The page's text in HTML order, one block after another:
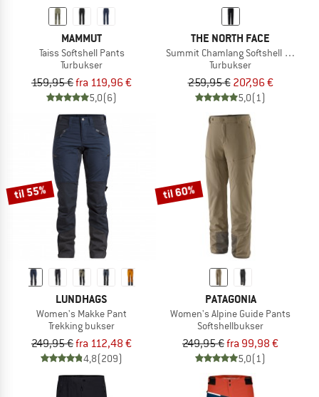
MAMMUT
Taiss Softshell Pants
Turbukser
159,95 €fra 119,96 €
5,0(6)
THE NORTH FACE
Summit Chamlang Softshell Pant
Turbukser
259,95 € 207,96 €
5,0(1)
til 55%
LUNDHAGS
Women's Makke Pant
Trekking bukser
249,95 €fra 112,48 €
4,8(209)
til 60%
PATAGONIA
Women's Alpine Guide Pants
Softshellbukser
249,95 €fra 99,98 €
5,0(1)